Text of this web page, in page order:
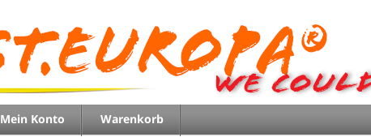
Mein Konto Warenkorb